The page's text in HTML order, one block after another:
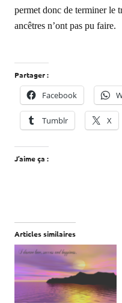
permet donc de terminer le
ancêtres n’ont pas pu faire.
Partager :
Facebook
Tumblr X
J’aime ça :
Articles similaires